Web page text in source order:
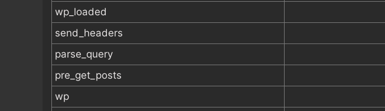
wp_loaded
send_headers
parse_query
pre_get_posts
wp